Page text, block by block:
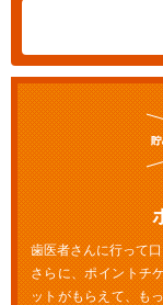
歯医者さんに行って
さらに、ポイントチ
ットがもらえて、も